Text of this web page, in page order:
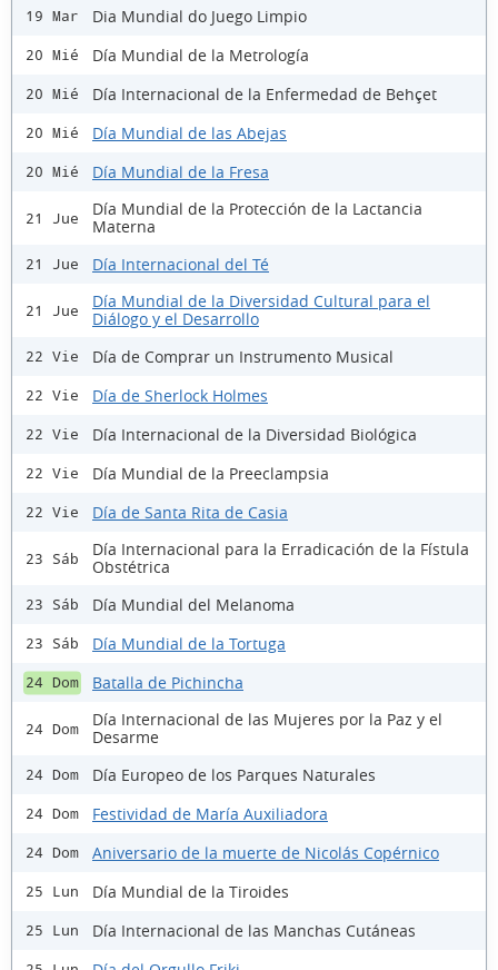
19 Mar Dia Mundial do Juego Limpio
20 Mié Día Mundial de la Metrología
20 Mié Día Internacional de la Enfermedad de Behçet
20 Mié Día Mundial de las Abejas
20 Mié Día Mundial de la Fresa
21 Jue
Día Mundial de la Protección de la Lactancia
Materna
21 Jue Día Internacional del Té
21 Jue
Día Mundial de la Diversidad Cultural para el
Diálogo y el Desarrollo
22 Vie Día de Comprar un Instrumento Musical
22 Vie Día de Sherlock Holmes
22 Vie Día Internacional de la Diversidad Biológica
22 Vie Día Mundial de la Preeclampsia
22 Vie Día de Santa Rita de Casia
23 Sáb
Día Internacional para la Erradicación de la Fístula
Obstétrica
23 Sáb Día Mundial del Melanoma
23 Sáb Día Mundial de la Tortuga
24 Dom Batalla de Pichincha
24 Dom
Día Internacional de las Mujeres por la Paz y el
Desarme
24 Dom Día Europeo de los Parques Naturales
24 Dom Festividad de María Auxiliadora
24 Dom Aniversario de la muerte de Nicolás Copérnico
25 Lun Día Mundial de la Tiroides
25 Lun Día Internacional de las Manchas Cutáneas